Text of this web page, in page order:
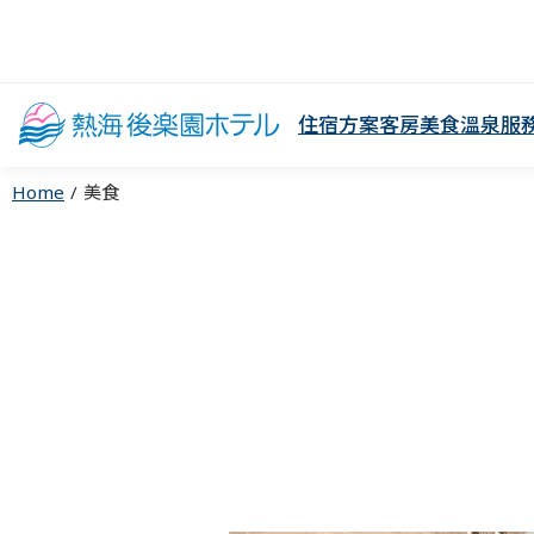
住宿方案客房美食溫泉服
Home 美食